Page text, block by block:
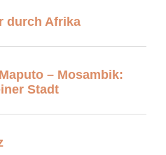
durch Afrika
– Mosambik:
Stadt